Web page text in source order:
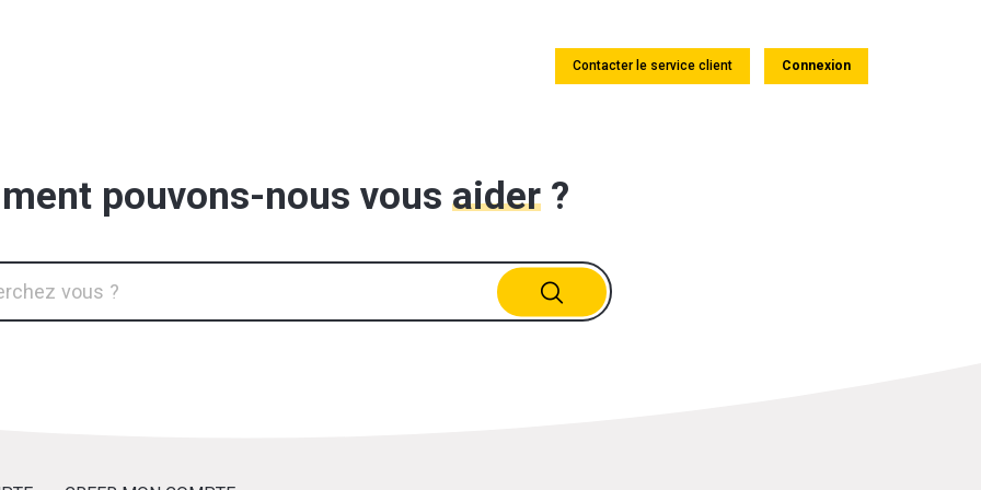
Contacter le service client Connexion
pouvons-nous vous aider?